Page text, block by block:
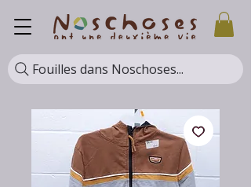
Fouilles dans Noschoses...